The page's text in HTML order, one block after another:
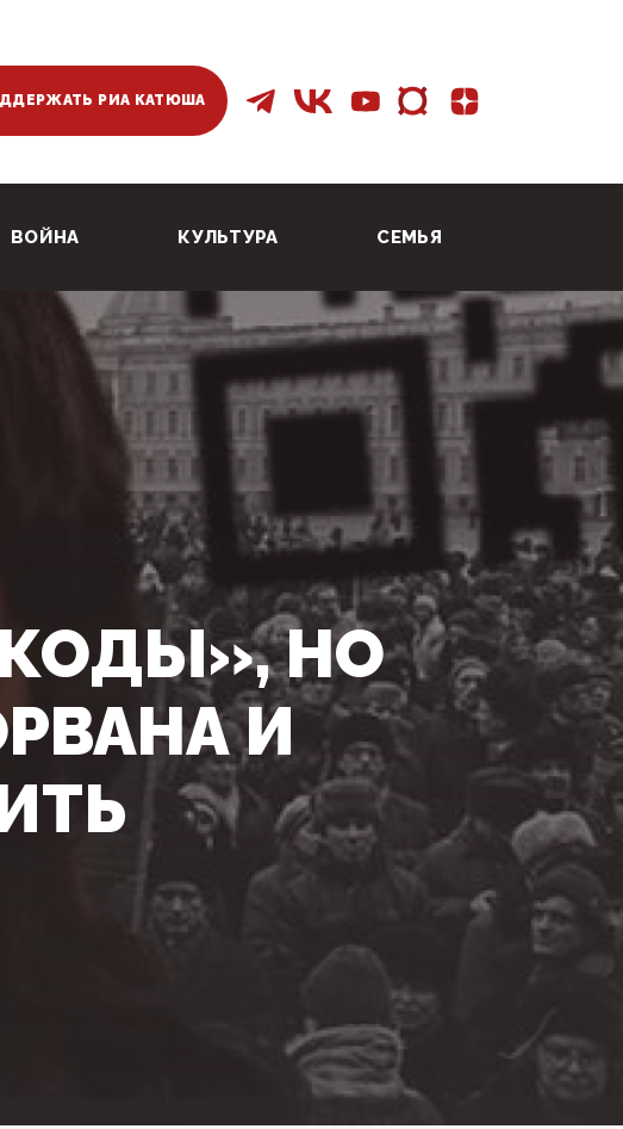
РИА КАТЮША
ВОЙНА КУЛЬТУРА СЕМЬЯ
НО
И